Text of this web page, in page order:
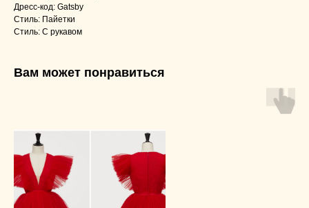
Дресс-код: Gatsby
Стиль: Пайетки
Стиль: С рукавом
Вам может понравиться